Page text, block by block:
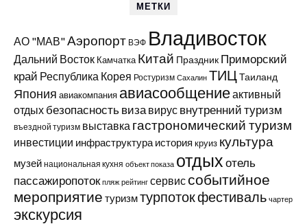
МЕТКИ
АО "МАВ"Аэропорт ВЭФ Владивосток
Дальний Восток Камчатка Китай Праздник Приморский
край Республика Корея Ростуризм Сахалин ТИЦТаиланд
Япония авиакомпания авиасообщениеактивный
отдых безопасность виза вирус внутренний туризм
въездной туризм выставка гастрономический туризм
инвестиции инфраструктура история круиз культура
музей национальная кухня объект показа отдыхотель
пассажиропоток пляж рейтинг сервис событийное
мероприятие туризмтурпотокфестиваль чартер
экскурсия